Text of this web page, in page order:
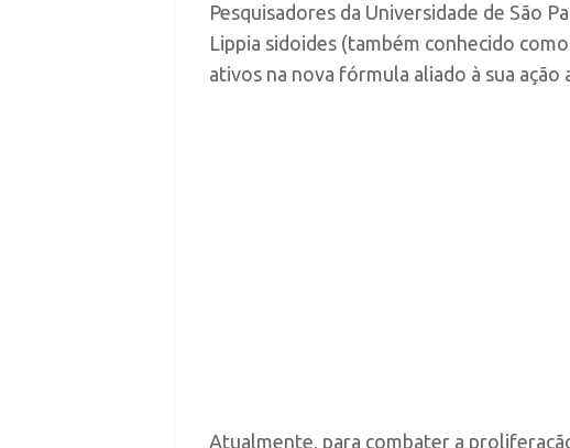
Pesquisadores da Universidade de São
Lippia sidoides (também conhecido
ativos na nova fórmula aliado à sua
Atualmente, para combater a